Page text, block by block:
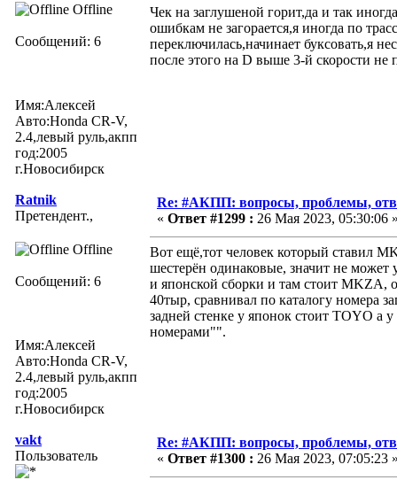
Offline
Сообщений: 6
Имя:Алексей
Авто:Honda CR-V,
2.4,левый руль,акпп
год:2005
г.Новосибирск
Чек на заглушеной горит,да и так
ошибкам не загорается,я иногда по
переключилась,начинает буксовать,я
после этого на D выше 3-й скорости не
Ratnik
Претендент.,
Offline
Сообщений: 6
Имя:Алексей
Авто:Honda CR-V,
2.4,левый руль,акпп
год:2005
г.Новосибирск
Re: #АКПП: вопросы, проблемы,
« Ответ #1299 : 26 Мая 2023, 05:30:06
Вот ещё,тот человек который ставил
шестерён одинаковые, значит не
и японской сборки и там стоит MKZA,
40тыр, сравнивал по каталогу номера
задней стенке у японок стоит TOYO
номерами"".
vakt
Пользователь
Re: #АКПП: вопросы, проблемы,
« Ответ #1300 : 26 Мая 2023, 07:05:23